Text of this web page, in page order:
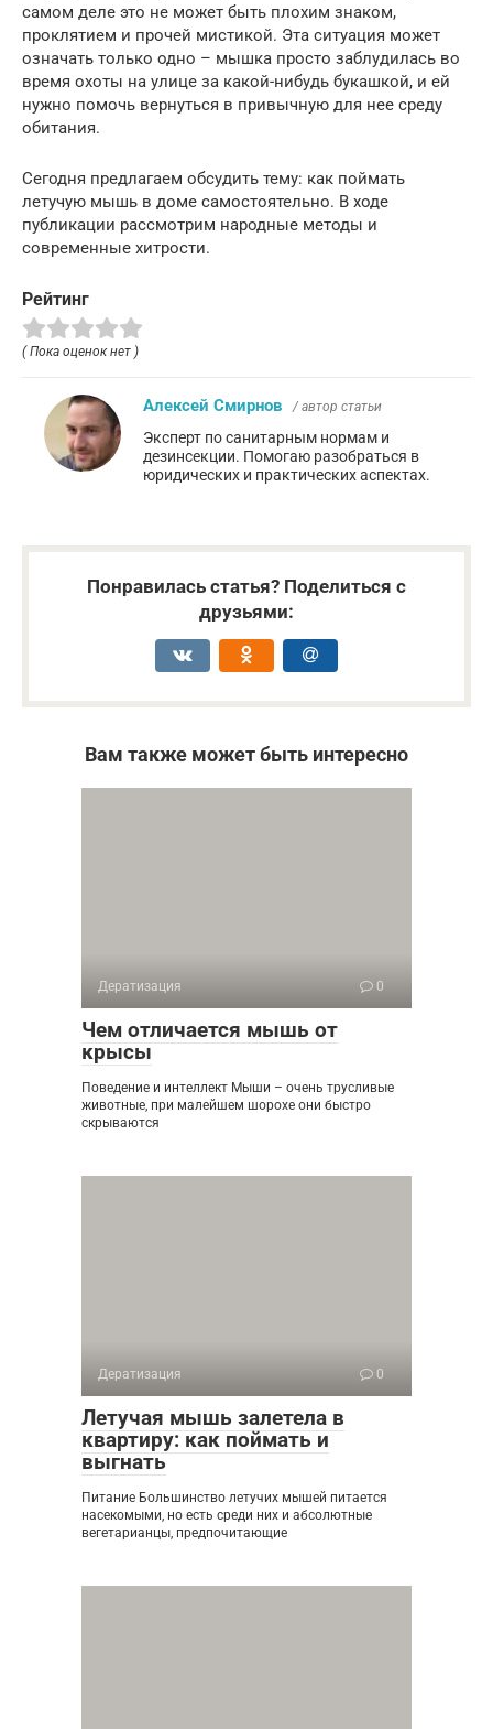
самом деле это не может быть плохим знаком,
проклятием и прочей мистикой. Эта ситуация может
означать только одно – мышка просто заблудилась во
время охоты на улице за какой-нибудь букашкой, и ей
нужно помочь вернуться в привычную для нее среду
обитания.
Сегодня предлагаем обсудить тему: как поймать
летучую мышь в доме самостоятельно. В ходе
публикации рассмотрим народные методы и
современные хитрости.
Рейтинг
( Пока оценок нет )
Алексей Смирнов / автор статьи
Эксперт по санитарным нормам и
дезинсекции. Помогаю разобраться в
юридических и практических аспектах.
Понравилась статья? Поделиться с
друзьями:
Вам также может быть интересно
Дератизация 0
Чем отличается мышь от
крысы
Поведение и интеллект Мыши – очень трусливые
животные, при малейшем шорохе они быстро
скрываются
Дератизация 0
Летучая мышь залетела в
квартиру: как поймать и
выгнать
Питание Большинство летучих мышей питается
насекомыми, но есть среди них и абсолютные
вегетарианцы, предпочитающие